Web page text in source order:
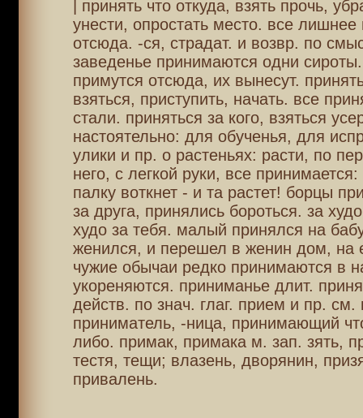
| принять что откуда, взять прочь,
унести, опростать место. все лишнее
отсюда. -ся, страдат. и возвр. по
заведенье принимаются одни
примутся отсюда, их вынесут.
взяться, приступить, начать. все
стали. приняться за кого, взяться
настоятельно: для обученья, для
улики и пр. о растеньях: расти, по
него, с легкой руки, все
палку воткнет - и та растет! борцы
за друга, принялись бороться. за
худо за тебя. малый принялся на
женился, и перешел в женин дом, на
чужие обычаи редко принимаются в
укореняются. приниманье длит.
действ. по знач. глаг. прием и пр. см.
приниматель, -ница, принимающий
либо. примак, примака м. зап. зять,
тестя, тещи; влазень, дворянин,
привалень.